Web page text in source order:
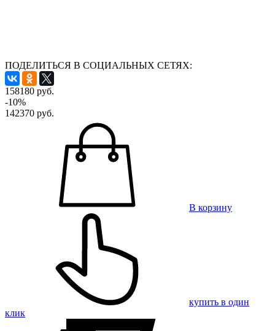
ПОДЕЛИТЬСЯ В СОЦИАЛЬНЫХ СЕТЯХ:
158180 руб.
-10%
142370 руб.
В корзину
купить в один
клик